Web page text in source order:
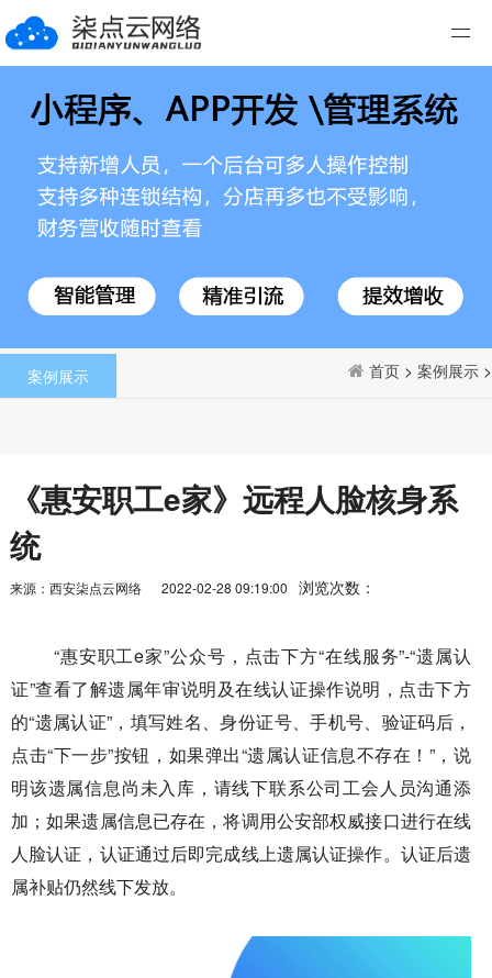
首页 > 案例展示 >
案例展示
《惠安职工e家》远程人脸核身系
统
来源：西安柒点云网络 2022-02-28 09:19:00 浏览次数：
“惠安职工e家”公众号，点击下方“在线服务”-“遗属认
证”查看了解遗属年审说明及在线认证操作说明，点击下方
的“遗属认证”，填写姓名、身份证号、手机号、验证码后，
点击“下一步”按钮，如果弹出“遗属认证信息不存在！”，说
明该遗属信息尚未入库，请线下联系公司工会人员沟通添
加；如果遗属信息已存在，将调用公安部权威接口进行在线
人脸认证，认证通过后即完成线上遗属认证操作。认证后遗
属补贴仍然线下发放。